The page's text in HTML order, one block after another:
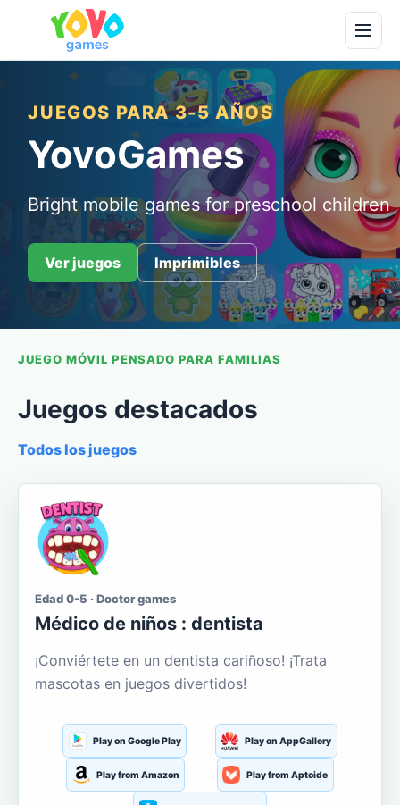
JUEGOS PARA 3-5 AÑOS
YovoGames
Bright mobile games for preschool children
Ver juegos Imprimibles
JUEGO MÓVIL PENSADO PARA FAMILIAS
Juegos destacados
Todos los juegos
Edad 0-5 · Doctor games
Médico de niños : dentista
¡Conviértete en un dentista cariñoso! ¡Trata
mascotas en juegos divertidos!
Play on Google Play Play on AppGallery
Play from Amazon Play from Aptoide